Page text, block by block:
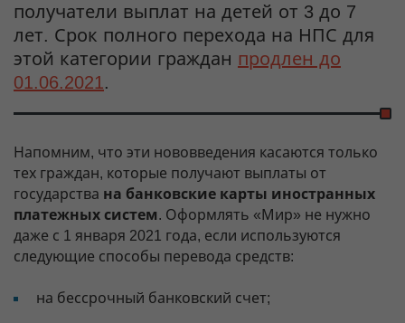
получатели выплат на детей от 3 до 7
лет. Срок полного перехода на НПС для
этой категории граждан продлен до
01.06.2021.
Напомним, что эти нововведения касаются только
тех граждан, которые получают выплаты от
государства на банковские карты иностранных
платежных систем. Оформлять «Мир» не нужно
даже с 1 января 2021 года, если используются
следующие способы перевода средств:
на бессрочный банковский счет;